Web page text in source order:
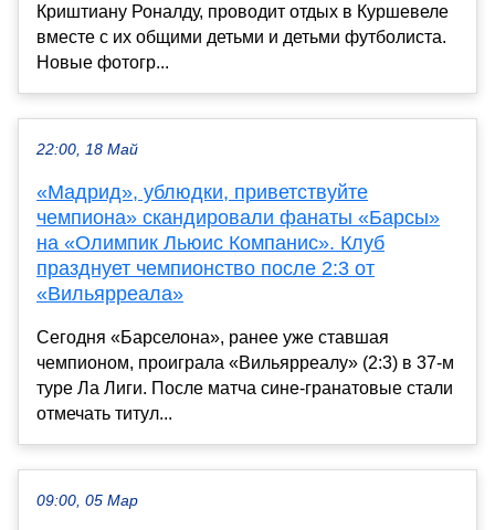
Криштиану Роналду, проводит отдых в Куршевеле
вместе с их общими детьми и детьми футболиста.
Новые фотогр...
22:00, 18 Май
«Мадрид», ублюдки, приветствуйте
чемпиона» скандировали фанаты «Барсы»
на «Олимпик Льюис Компанис». Клуб
празднует чемпионство после 2:3 от
«Вильярреала»
Сегодня «Барселона», ранее уже ставшая
чемпионом, проиграла «Вильярреалу» (2:3) в 37-м
туре Ла Лиги. После матча сине-гранатовые стали
отмечать титул...
09:00, 05 Мар